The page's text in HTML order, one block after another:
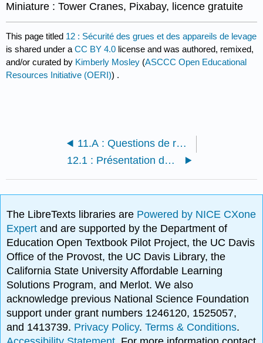
Miniature : Tower Cranes, Pixabay, licence gratuite
This page titled 12 : Sécurité des grues et des appareils de levage
is shared under aCC BY 4.0 license and was authored, remixed,
and/or curated by Kimberly Mosley (ASCCC Open Educational
Resources Initiative (OERI)) .
11.A : Questions de révision
12.1 : Présentation des grues et des appareils de levage
The LibreTexts libraries are Powered by NICE CXone
Expertand are supported by the Department of
Education Open Textbook Pilot Project, the UC Davis
Office of the Provost, the UC Davis Library, the
California State University Affordable Learning
Solutions Program, and Merlot. We also
acknowledge previous National Science Foundation
support under grant numbers 1246120, 1525057,
and 1413739. Privacy Policy.Terms & Conditions.